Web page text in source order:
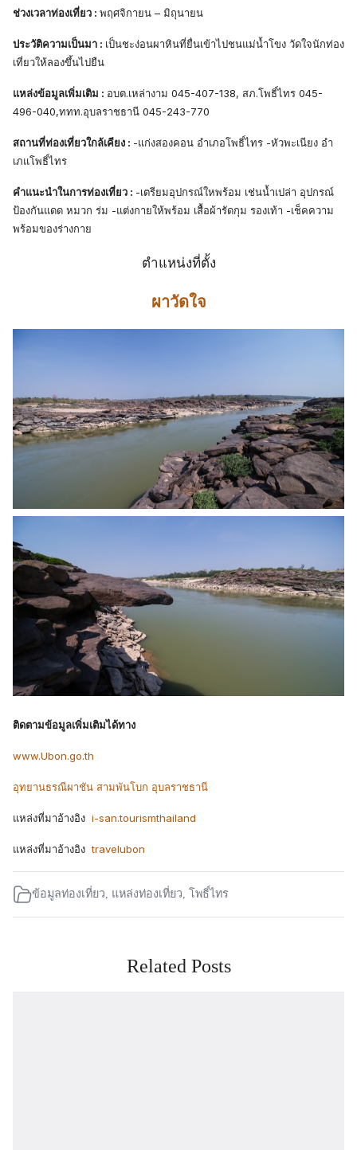
ช่วงเวลาท่องเที่ยว : พฤศจิกายน – มิถุนายน
ประวัติความเป็นมา : เป็นชะง่อนผาหินที่ยื่นเข้าไปชนแม่น้ำโขง วัดใจนักท่อง
เที่ยวให้ลองขึ้นไปยืน
แหล่งข้อมูลเพิ่มเติม : อบต.เหล่างาม 045-407-138, สภ.โพธิ์ไทร 045-
496-040,ททท.อุบลราชธานี 045-243-770
สถานที่ท่องเที่ยวใกล้เคียง : -แก่งสองคอน อำเภอโพธิ์ไทร -หัวพะเนียง อำ
เภแโพธิ์ไทร
คำแนะนำในการท่องเที่ยว : -เตรียมอุปกรณ์ใหพร้อม เช่นน้ำเปล่า อุปกรณ์
ป้องกันแดด หมวก ร่ม -แต่งกายให้พร้อม เสื้อผ้ารัดกุม รองเท้า -เช็คความ
พร้อมของร่างกาย
ตำแหน่งที่ตั้ง
ผาวัดใจ
ติดตามข้อมูลเพิ่มเติมได้ทาง
www.Ubon.go.th
อุทยานธรณีผาชัน สามพันโบก อุบลราชธานี
แหล่งที่มาอ้างอิง i-san.tourismthailand
แหล่งที่มาอ้างอิงtravelubon
ข้อมูลท่องเที่ยว แหล่งท่องเที่ยว โพธิ์ไทร
Related Posts